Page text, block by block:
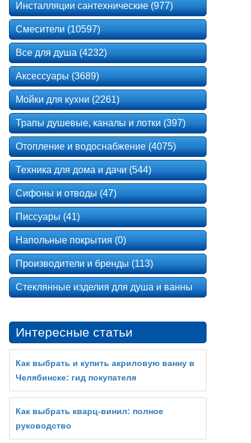
Инсталляции сантехнические (977)
Смесители (10597)
Все для душа (4232)
Аксессуары (3689)
Мойки для кухни (2261)
Трапы душевые, каналы и лотки (397)
Отопление и водоснабжение (4075)
Техника для дома и дачи (544)
Сифоны и отводы (47)
Писсуары (41)
Напольные покрытия (0)
Производители и бренды (113)
Стеклянные изделия для душа и ванны
Интересные статьи
Как выбрать и купить акриловую ванну в
Челябинске: гид покупателя
Как выбрать кварц‑винил: полное
руководство